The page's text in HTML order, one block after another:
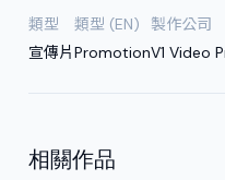
類型
宣傳片
類型 (EN)
Promotion
製作公司
V1 Video
相關作品